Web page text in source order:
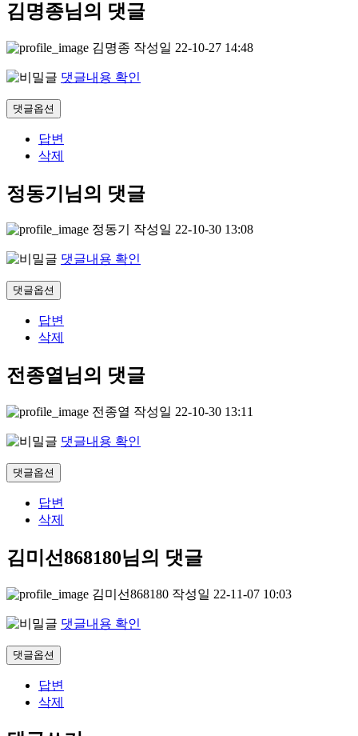
김명종님의 댓글
김명종 작성일 22-10-27 14:48
댓글내용 확인
댓글옵션
답변
삭제
정동기님의 댓글
정동기 작성일 22-10-30 13:08
댓글내용 확인
댓글옵션
답변
삭제
전종열님의 댓글
전종열 작성일 22-10-30 13:11
댓글내용 확인
댓글옵션
답변
삭제
김미선868180님의 댓글
김미선868180 작성일 22-11-07 10:03
댓글내용 확인
댓글옵션
답변
삭제